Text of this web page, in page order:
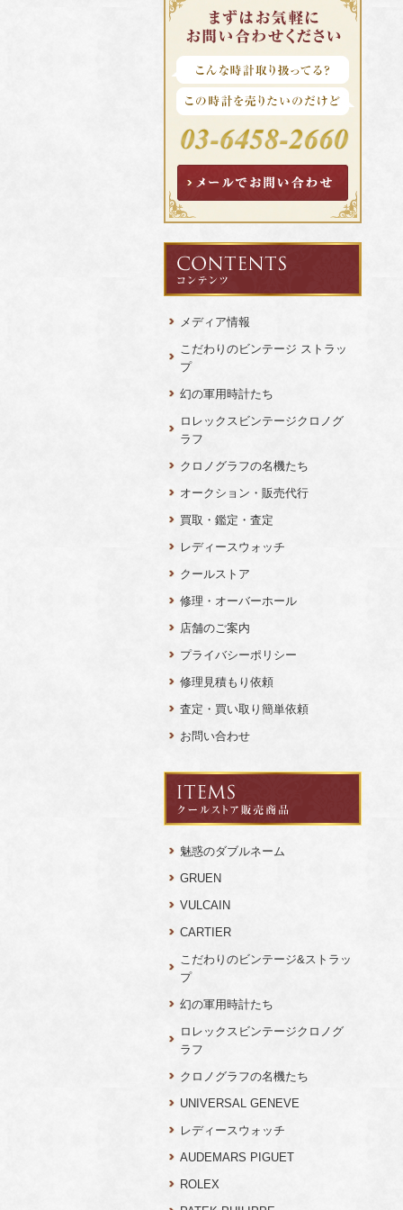
メディア情報
こだわりのビンテージ ストラッ
プ
幻の軍用時計たち
ロレックスビンテージクロノグ
ラフ
クロノグラフの名機たち
オークション・販売代行
買取・鑑定・査定
レディースウォッチ
クールストア
修理・オーバーホール
店舗のご案内
プライバシーポリシー
修理見積もり依頼
査定・買い取り簡単依頼
お問い合わせ
魅惑のダブルネーム
GRUEN
VULCAIN
CARTIER
こだわりのビンテージ&ストラッ
プ
幻の軍用時計たち
ロレックスビンテージクロノグ
ラフ
クロノグラフの名機たち
UNIVERSAL GENEVE
レディースウォッチ
AUDEMARS PIGUET
ROLEX